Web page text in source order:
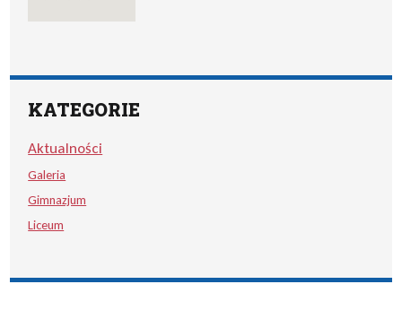
KATEGORIE
Aktualności
Galeria
Gimnazjum
Liceum